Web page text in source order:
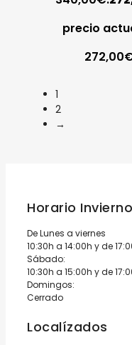
precio
1
2
→
Horario Invierno
De Lunes a viernes
10:30h a 14:00h y de
Sábado:
10:30h a 15:00h y de
Domingos:
Cerrado
Localízados